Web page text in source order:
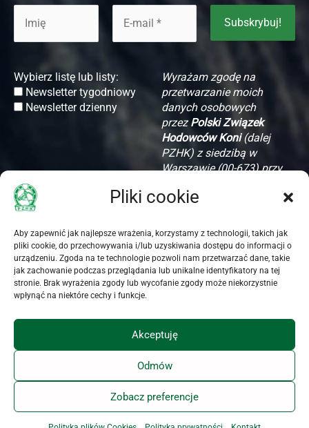
Pliki cookie
Aby zapewnić jak najlepsze wrażenia, korzystamy z technologii, takich jak
pliki cookie, do przechowywania i/lub uzyskiwania dostępu do informacji o
urządzeniu. Zgoda na te technologie pozwoli nam przetwarzać dane, takie
jak zachowanie podczas przeglądania lub unikalne identyfikatory na tej
stronie. Brak wyrażenia zgody lub wycofanie zgody może niekorzystnie
wpłynąć na niektóre cechy i funkcje.
Akceptuję
Odmów
Zobacz preferencje
Wybierz listę lub listy:
Newsletter tygodniowy
Newsletter dzienny
Wyrażam zgodę na
przetwarzanie moich
danych osobowych
przezPolski Związek
Hodowców Koni(dalej
PZHK) z siedzibą w
Warszawie (00-673) przy
m. 16, w celu komunikacji
uruchomieniem i wysyłką
Newslettera PZHK.
Oświadczam, że PZHK
poinformował mnie o
dobrowolności podania
mi prawach, w
szczególności o prawie
dostępu do treści danych,
ich aktualizacji i
zapomnienia.
Akceptuję zamieszczone